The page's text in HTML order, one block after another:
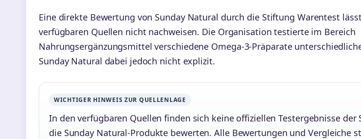
Eine direkte Bewertung von Sunday Natural durch die Stiftung Warentest
verfügbaren Quellen nicht nachweisen. Die Organisation testierte im Bereich
Nahrungsergänzungsmittel verschiedene Omega-3-Präparate
Sunday Natural dabei jedoch nicht explizit.
WICHTIGER HINWEIS ZUR QUELLENLAGE
In den verfügbaren Quellen finden sich keine offiziellen Testergebnisse
die Sunday Natural-Produkte bewerten. Alle Bewertungen und Vergleiche